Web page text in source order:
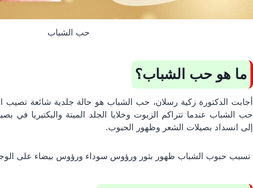
حب الشباب
ما هو حب الشباب؟
أجابت الدكتورة زكية رسلان، حب الشباب هو حالة جلدية شائعة
حب الشباب عندما تتراكم الزيوت وخلايا الجلد الميتة والبكتيريا في
إلى انسداد بصيلات الشعر وظهور الحبوب.
تسبب حبوب الشباب ظهور بثور ورؤوس سوداء ورؤوس بيضاء على